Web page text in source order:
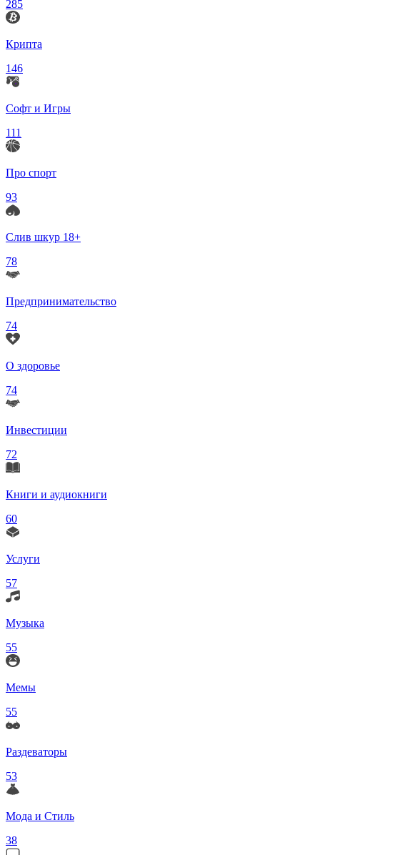
285
Крипта
146
Софт и Игры
111
Про спорт
93
Слив шкур 18+
78
Предпринимательство
74
О здоровье
74
Инвестиции
72
Книги и аудиокниги
60
Услуги
57
Музыка
55
Мемы
55
Раздеваторы
53
Мода и Стиль
38